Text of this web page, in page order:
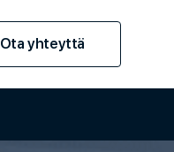
Ota yhteyttä